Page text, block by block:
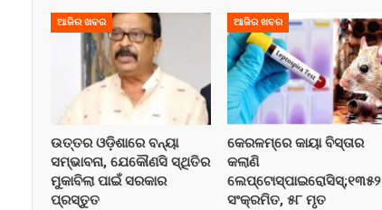
ଆଜିର ଖବର
ଉତ୍ତର ଓଡ଼ିଶାରେ ବନ୍ୟା
ସମ୍ଭାବନା, ଯେକୌଣସି ସ୍ଥିତିର
ମୁକାବିଲା ପାଇଁ ସରକାର
ପ୍ରସ୍ତୁତ
ଆଜିର ଖବର
କେରଳମ୍‌ରେ କାୟା ବିସ୍ତାର
କଲାଣି
ଲେପ୍ଟୋସ୍ପାଇରୋସିସ୍;୧୩୫୨
ସଂକ୍ରମିତ, ୫୮ ମୃତ